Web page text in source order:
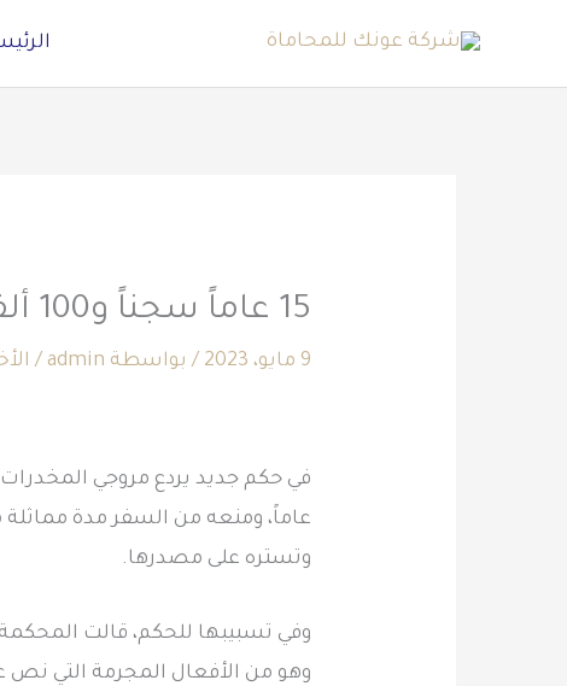
15 عاماً سجناً و100 ألف غرامة لمواطن روج «الإمفيتامين»
9 مايو، 2023 / بواسطة admin
/
وتستره على مصدرها.
وفي تسبيبها للحكم، قالت
وهو من الأفعال المجرمة التي نص